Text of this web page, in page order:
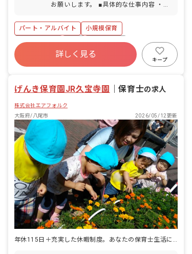
お願いします。 ■具体的な仕事内容 ・食
絡対応 ■保育のこだわり 1.安全・安心・
快適 子どもたちのことを第一に考え、施
設設備や備品の選び方、配置など、細部
に至るまで安全に配慮し、げんきいっぱ
いのびのびと快適な一日を過ごす理想的
な環境を目指しています。 職員一人ひと
識の向上を図ると共により安全・安心の
までの成長・育児が、生涯にわたる人格
形成の基礎を培う重要なものだと考えて
います。 この大事な時期を一緒に過ごす
責任を自覚し、職員と子どもたちが一つ
の家族のように仲良く楽しく過ごせるよ
うに心がけています。 子どもたちや保護
者の方々と、いつも・そばに・一緒にな
って「喜び・悲しみ・悩み」を共有でき
る家族のような存在を目指しています。
3.地域に信頼され愛される施設 地域の方
と積極的に交流を深め、運営方針にご理
解とご協力をいただき、町全体で子育て
を支援できるような環境を目指していま
す。 4.職員が楽しく働けること お父さ
んお母さんの代わりとしてたくさんの時
間を子どもたちと一緒に過ごす我々職員
パート・アルバイト
小規模保育
社会保険完備
有給
残業少なめ
昇給昇進あり
産休育休制度
乳児保育のみ
詳しく見る
キープ
げんき保育園JR久宝寺園 ｜保育士の求人
株式会社エアフォルク
大阪府/八尾市
2026/05/12更新